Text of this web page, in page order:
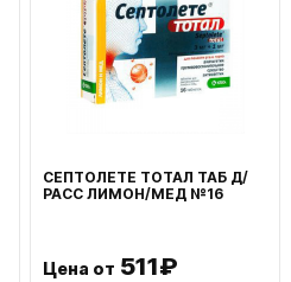
СЕПТОЛЕТЕ ТОТАЛ ТАБ Д/
РАСС ЛИМОН/МЕД №16
Цена от 511₽